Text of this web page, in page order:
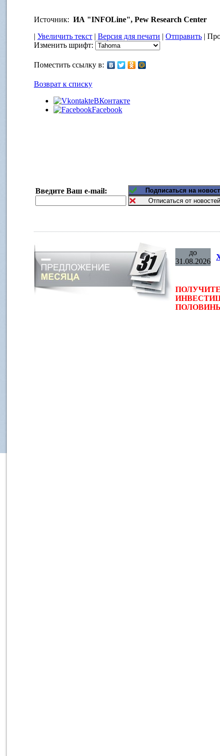
Источник: ИА "INFOLine", Pew Research Center
| Увеличить текст | Версия для печати | Отправить |
Изменить шрифт:
Поместить ссылку в:
Возврат к списку
ВКонтакте
Facebook
Введите Ваш e-mail:
до
31.08.2026
ПОЛОВИНЫ